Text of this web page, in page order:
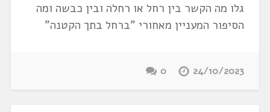
גלו מה הקשר בין רחל או רחלה ובין כבשה ומה
הסיפור המעניין מאחורי "ברחל בתך הקטנה"
24/10/2023
0